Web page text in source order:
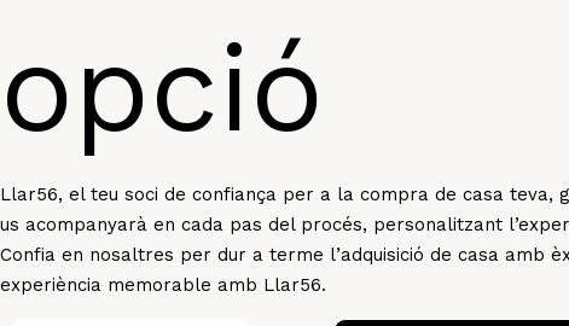
opció
Llar56, el teu soci de confiança per a la compra de casa teva,
us acompanyarà en cada pas del procés, personalitzant
Confia en nosaltres per dur a terme l’adquisició de casa amb
experiència memorable amb Llar56.